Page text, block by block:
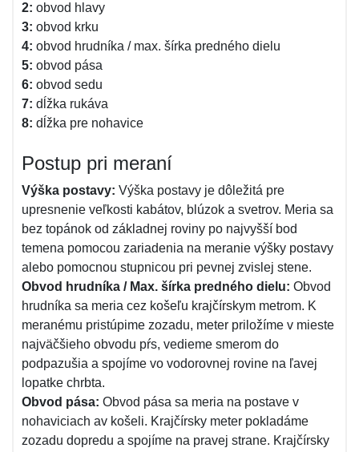
2: obvod hlavy
3: obvod krku
4: obvod hrudníka / max. šírka predného dielu
5: obvod pása
6: obvod sedu
7: dĺžka rukáva
8: dĺžka pre nohavice
Postup pri meraní
Výška postavy: Výška postavy je dôležitá pre
upresnenie veľkosti kabátov, blúzok a svetrov. Meria sa
bez topánok od základnej roviny po najvyšší bod
temena pomocou zariadenia na meranie výšky postavy
alebo pomocnou stupnicou pri pevnej zvislej stene.
Obvod hrudníka / Max. šírka predného dielu: Obvod
hrudníka sa meria cez košeľu krajčírskym metrom. K
meranému pristúpime zozadu, meter priložíme v mieste
najväčšieho obvodu pŕs, vedieme smerom do
podpazušia a spojíme vo vodorovnej rovine na ľavej
lopatke chrbta.
Obvod pása: Obvod pása sa meria na postave v
nohaviciach av košeli. Krajčírsky meter pokladáme
zozadu dopredu a spojíme na pravej strane. Krajčírsky